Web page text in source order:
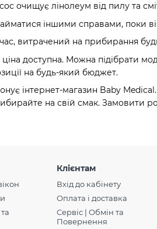
очищує лінолеум від пилу та
іншими справами, поки
витрачений на прибирання
доступна. Можна підібрати
на будь-який бюджет.
інтернет-магазин Baby
на свій смак. Замовити
Клієнтам
Вхід до кабінету
Оплата і доставка
Сервіс | Обмін та
Повернення